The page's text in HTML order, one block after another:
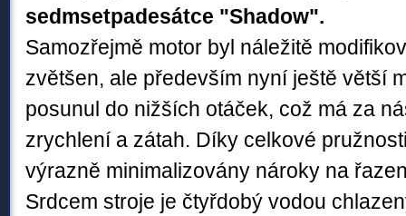
sedmsetpadesátce "Shadow".
Samozřejmě motor byl náležitě
zvětšen, ale především nyní ještě větší
posunul do nižších otáček, což má za
zrychlení a zátah. Díky celkové
výrazně minimalizovány nároky na
Srdcem stroje je čtyřdobý vodou